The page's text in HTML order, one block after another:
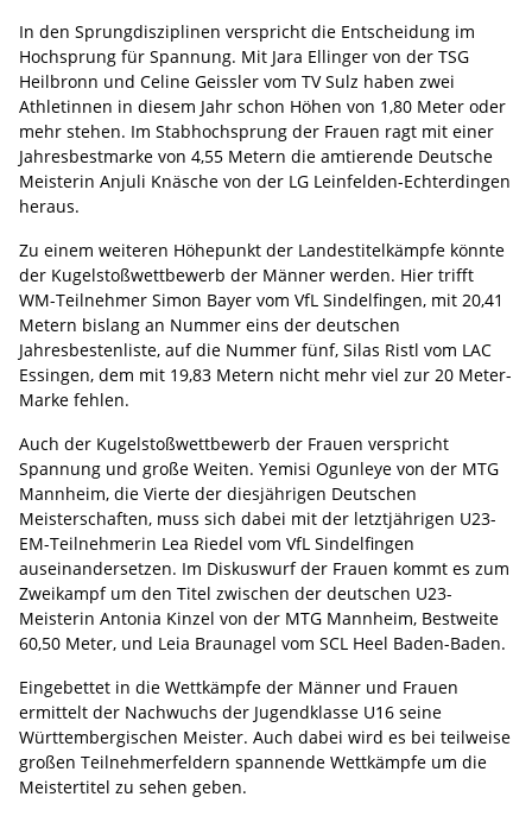
In den Sprungdisziplinen verspricht die Entscheidung im
Hochsprung für Spannung. Mit Jara Ellinger von der TSG
Heilbronn und Celine Geissler vom TV Sulz haben zwei
Athletinnen in diesem Jahr schon Höhen von 1,80 Meter oder
mehr stehen. Im Stabhochsprung der Frauen ragt mit einer
Jahresbestmarke von 4,55 Metern die amtierende Deutsche
Meisterin Anjuli Knäsche von der LG Leinfelden-Echterdingen
heraus.
Zu einem weiteren Höhepunkt der Landestitelkämpfe könnte
der Kugelstoßwettbewerb der Männer werden. Hier trifft
WM-Teilnehmer Simon Bayer vom VfL Sindelfingen, mit 20,41
Metern bislang an Nummer eins der deutschen
Jahresbestenliste, auf die Nummer fünf, Silas Ristl vom LAC
Essingen, dem mit 19,83 Metern nicht mehr viel zur 20 Meter-
Marke fehlen.
Auch der Kugelstoßwettbewerb der Frauen verspricht
Spannung und große Weiten. Yemisi Ogunleye von der MTG
Mannheim, die Vierte der diesjährigen Deutschen
Meisterschaften, muss sich dabei mit der letztjährigen U23-
EM-Teilnehmerin Lea Riedel vom VfL Sindelfingen
auseinandersetzen. Im Diskuswurf der Frauen kommt es zum
Zweikampf um den Titel zwischen der deutschen U23-
Meisterin Antonia Kinzel von der MTG Mannheim, Bestweite
60,50 Meter, und Leia Braunagel vom SCL Heel Baden-Baden.
Eingebettet in die Wettkämpfe der Männer und Frauen
ermittelt der Nachwuchs der Jugendklasse U16 seine
Württembergischen Meister. Auch dabei wird es bei teilweise
großen Teilnehmerfeldern spannende Wettkämpfe um die
Meistertitel zu sehen geben.